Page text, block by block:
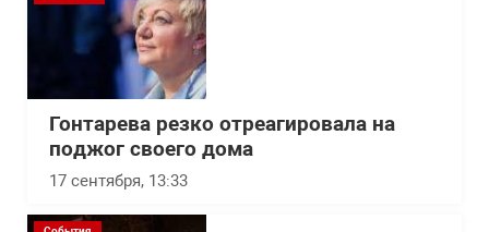
Гонтарева резко отреагировала на
поджог своего дома
17 сентября, 13:33